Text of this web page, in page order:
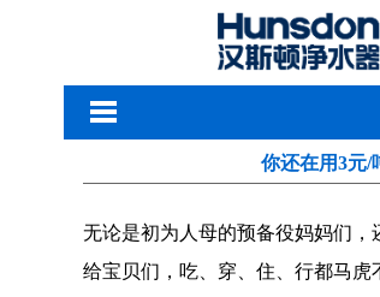
你还在用3元/
无论是初为人母的预备役妈妈们，
给宝贝们，吃、穿、住、行都马虎